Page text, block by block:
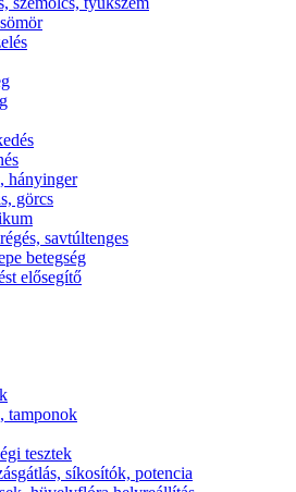
hányinger
görcs
savtúltenges
betegség
elősegítő
tamponok
tesztek
síkosítók, potencia